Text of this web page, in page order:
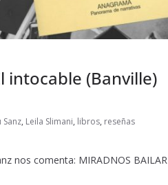
intocable (Banville)
Sanz, Leila Slimani, libros, reseñas
nos comenta: MIRADNOS BAILAR